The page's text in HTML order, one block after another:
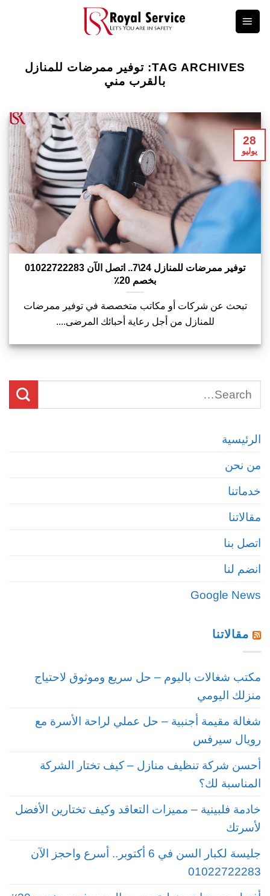
Skip
TAG ARCHIVES: توفير ممرضات للمنازل
بالقرب مني
الرئيسية
من نحن
خدماتنا
مقالاتنا
اتصل بنا
انضم لنا
Google News
مقالاتنا
مكتب شغالات باليوم – حل سريع وموثوق لاحتياج
منزلك اليومي
شغالة مقيمة أجنبية – حل عملي لراحة الأسرة مع
رويال سيرفس
أحسن شركة تنظيف منازل – كيف تختار الشركة
المناسبة لك؟
خادمة فلبينية – مميزات التعاقد وكيف تختارين الأفضل
لأسرتك
جليسة لكبار السن في 6 أكتوبر.. أسرع واحجز الآن
01022722283
توفير ممرضات للمنازل 24\7.. اتصل الآن 01022722283
بخصم 20٪
تبحث عن شركات أو مكاتب متخصصة في توفير ممرضات
للمنازل من أجل رعاية أحبائك المرضى....
28
يوليو